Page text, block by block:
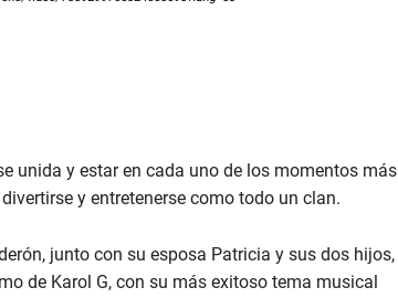
unida y estar en cada uno de los momentos más
y entretenerse como todo un clan.
junto con su esposa Patricia y sus dos hijos,
de Karol G, con su más exitoso tema musical